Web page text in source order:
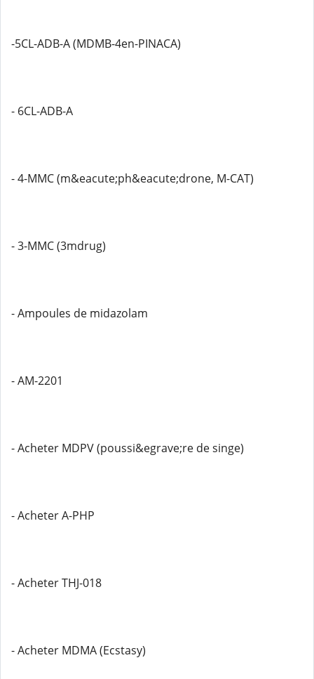
-5CL-ADB-A (MDMB-4en-PINACA)
- 6CL-ADB-A
- 4-MMC (m&eacute;ph&eacute;drone, M-CAT)
- 3-MMC (3mdrug)
- Ampoules de midazolam
- AM-2201
- Acheter MDPV (poussi&egrave;re de singe)
- Acheter A-PHP
- Acheter THJ-018
- Acheter MDMA (Ecstasy)